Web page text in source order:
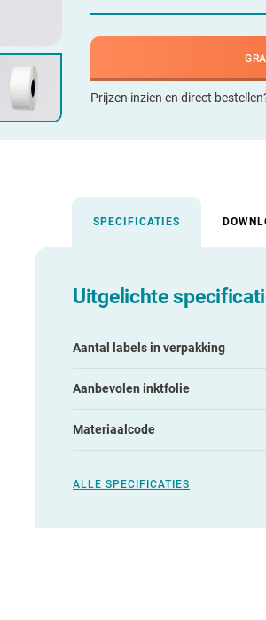
Prijzen inzien en direct
SPECIFICATIES
Uitgelichte
Aantal labels in verpakking
Aanbevolen inktfolie
Materiaalcode
ALLE SPECIFICATIES